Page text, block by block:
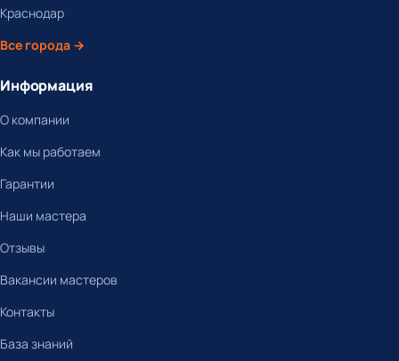
Краснодар
Все города →
Информация
О компании
Как мы работаем
Гарантии
Наши мастера
Отзывы
Вакансии мастеров
Контакты
База знаний